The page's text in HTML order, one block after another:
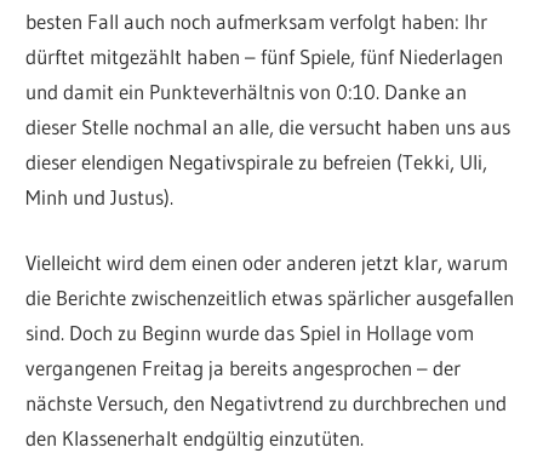
besten Fall auch noch aufmerksam verfolgt haben: Ihr
dürftet mitgezählt haben – fünf Spiele, fünf Niederlagen
und damit ein Punkteverhältnis von 0:10. Danke an
dieser Stelle nochmal an alle, die versucht haben uns aus
dieser elendigen Negativspirale zu befreien (Tekki, Uli,
Minh und Justus).
Vielleicht wird dem einen oder anderen jetzt klar, warum
die Berichte zwischenzeitlich etwas spärlicher ausgefallen
sind. Doch zu Beginn wurde das Spiel in Hollage vom
vergangenen Freitag ja bereits angesprochen – der
nächste Versuch, den Negativtrend zu durchbrechen und
den Klassenerhalt endgültig einzutüten.